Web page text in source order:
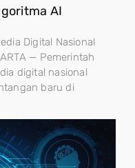
AI
Digital Nasional
— Pemerintah
digital nasional
baru di